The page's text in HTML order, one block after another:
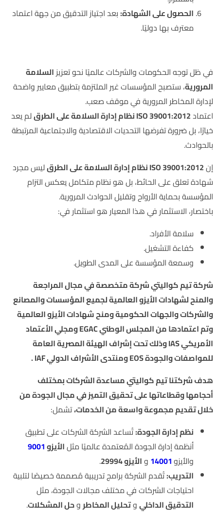
الحصول على الشهادة:بعد اجتياز التدقيق من جهة اعتماد
معترف بها دوليًا.
في ظل توجه الحكومات والشركات عالميًا نحو تعزيزالسلامة
المرورية، ستصبح المؤسسات غير الملتزمة بتطبيق معايير واضحة
لإدارة المخاطر المرورية في موقف صعب.
اعتمادISO 39001:2012 نظام إدارة السلامة على الطرق
لم يعد
خيارًا، بل ضرورة تفرضها التحديات الاقتصادية والاجتماعية المرتبطة
بالحوادث.
إنISO 39001:2012 نظام إدارة السلامة على الطرق
ليس مجرد
شهادة تعلق على الحائط، بل هو نظام متكامل يعكس التزام
المؤسسة بحماية الأرواح وتقليل الحوادث المرورية.
باختصار، الاستثمار في هذا المعيار هو استثمار في:
سلامة الأفراد.
كفاءة التشغيل.
وسمعة المؤسسة على المدى الطويل.
شركة تيم كواليتي شركة متخصصة في مجال المراجعة
والمنح لشهادات الأيزو العالمية لجميع المؤسسات والمصانع
والشركات والجهات الحكومية ومنح شهادات الأيزو العالمية
وتم اعتمادها من المجلس الوطني EGAC ومجلي الأعتماد
الأمريكي IAS وذلك تحت إشراف الهيئة المصرية العامة
للمواصفات والجودة EOS ومنتدى الأشراف الدولي IAF .
هدف شركتنا تيم كواليتي مساعدة الشركات بمختلف
أحجامها وقطاعاتها على تحقيق التميز في مجال الجودة من
خلال تقديم مجموعة واسعة من الخدمات،تشمل:
نظم إدارة الجودة:تُساعد الشركة الشركات على تطبيق
أنظمة إدارة الجودة المُعتمدة عالميًا مثلالأيزو9001
والأيزو14001 والأيزو 29994
.
التدريب:تُقدم الشركة برامج تدريبية مُصممة خصيصًا لتلبية
احتياجات الشركات في مختلف مجالات الجودة، مثل
التدقيق الداخليوتحليل المخاطروحل المشكلات.